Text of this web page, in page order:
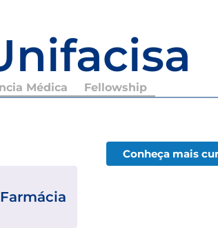
Médica Fellowship
Conheça mais
Farmácia